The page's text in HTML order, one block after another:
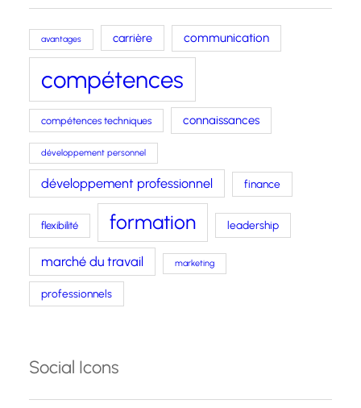
avantages carrière communication
compétences
compétences techniques connaissances
développement personnel
développement professionnel finance
flexibilité formation leadership
marché du travail marketing
professionnels
Social Icons